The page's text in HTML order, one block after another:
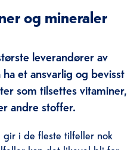
og mineraler
leverandører av
et ansvarlig og bevisst
som tilsettes vitaminer,
andre stoffer.
gir i de fleste tilfeller nok